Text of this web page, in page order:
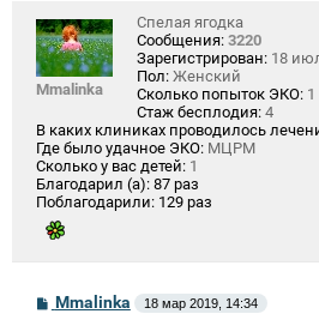
Mmalinka
Спелая ягодка
Сообщения: 3220
Зарегистрирован: 18
Пол: Женский
Сколько попыток ЭКО: 1
Стаж бесплодия: 4
В каких клиниках проводилось
Где было удачное ЭКО: МЦРМ
Сколько у вас детей: 1
Благодарил (а): 87 раз
Поблагодарили: 129 раз
С
о
Mmalinka 18 мар 2019, 14:34